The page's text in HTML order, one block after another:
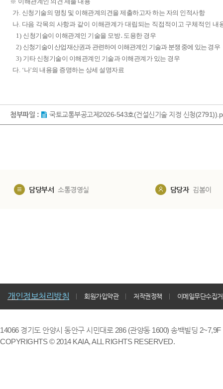
가. 신청기술의 명칭 및 이해관계의견을 제출하고자 하는 자의 인적사항
나. 다음 각목의 사항과 같이 이해관계가 대립되는 직접적이고 구체적인 내
1) 신청기술이 이해관계인 기술을 모방․ 도용한 경우
2) 신청기술이 산업재산권과 관련하여 이해관계인 기술과 분쟁 중에 있는 경우
3) 기타 신청기술이 이해관계인 기술과 이해관계가 있는 경우
다. ‘나’의 내용을 증명하는 상세 설명자료
첨부파일 : 국토교통부공고제2026-543호(건설신기술 지정 신청
담당부서 소통경영실 담당자 김봄이
개인정보처리방침 회원가입약관 저작권정책 이메일무단수집
14066 경기도 안양시 동안구 시민대로 286 (관양동 1600) 송백빌딩
COPYRIGHTS © 2014 KAIA, ALL RIGHTS RESERVED.